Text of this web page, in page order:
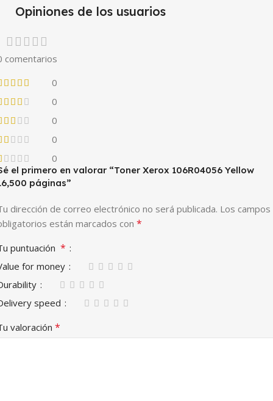
Opiniones de los usuarios
comentarios
0
0
0
0
0
el primero en valorar “Toner Xerox 106R04056 Yellow
páginas”
dirección de correo electrónico no será publicada. Los campos
están marcados con *
puntuación *
for money
speed
valoración *